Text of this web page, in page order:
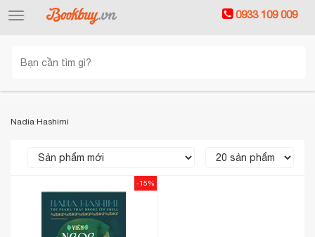
Toggle
0933 109 009
Nadia Hashimi
-15%